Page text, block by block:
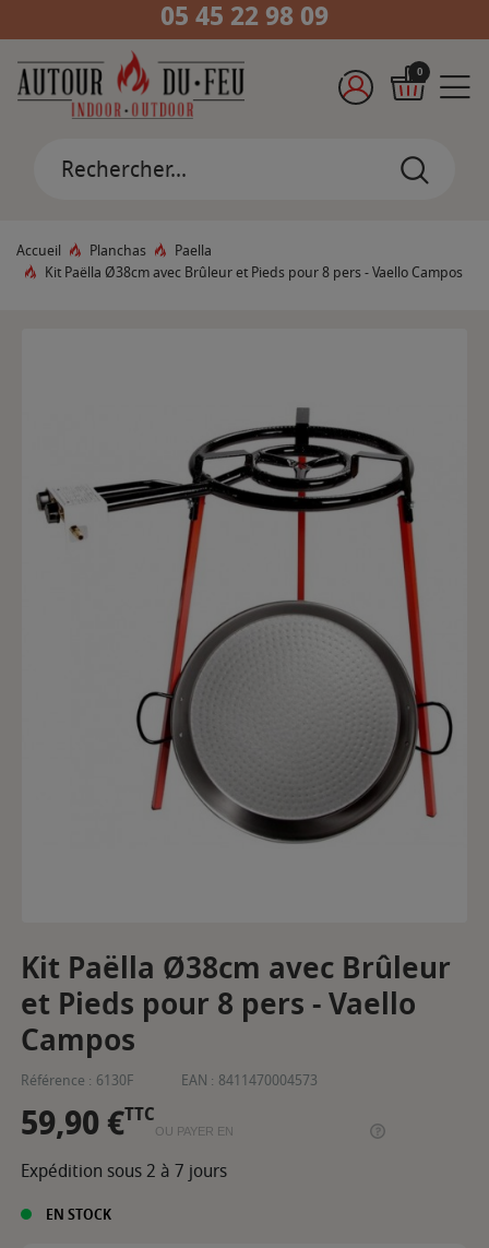
05 45 22 98 09
0
Accueil Planchas
Paella
Kit Paëlla Ø38cm avec Brûleur et Pieds pour 8 pers - Vaello Campos
Kit Paëlla Ø38cm avec Brûleur
et Pieds pour 8 pers - Vaello
Campos
Référence : 6130F EAN : 8411470004573
59,90 €TTC
OU PAYER EN
Expédition sous 2 à 7 jours
EN STOCK